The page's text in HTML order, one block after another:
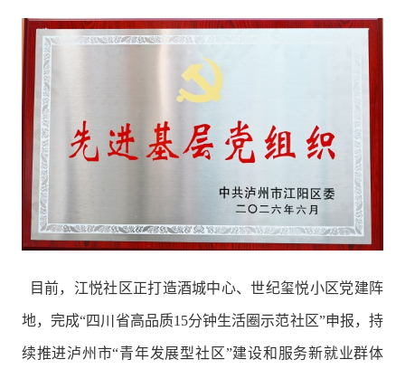
目前，江悦社区正打造酒城中心、世纪玺悦小区党建阵
地，完成“四川省高品质15分钟生活圈示范社区”申报，持
续推进泸州市“青年发展型社区”建设和服务新就业群体